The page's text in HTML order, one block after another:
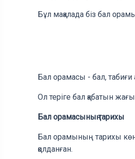
Бұл мақалада біз бал
Бал орамасы - бал,
Ол теріге бал қабатын
Бал орамасының тарихы
Бал орамының тарихы
қолданған.